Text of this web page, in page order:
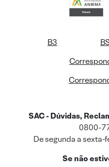
B3
SAC - Dúvidas,
0800-
De segunda a sexta-
Se não